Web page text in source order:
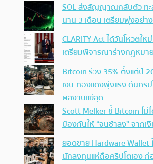
SOL ส่งสัญญาณกลับตัว ทะ
นาน 3 เดือน เตรียมพุ่งอย่า
CLARITY Act ได้วันโหวตใ
เตรียมพิจารณาร่างกฎหม
Bitcoin ร่วง 35% ตั้งแต่ปี
เงิน-ทองแดงพุ่งแรง ดันคริ
ผลงานแย่สุด
Scott Melker ชี้ Bitcoin ไม่
ป้องกันให้ “จนช้าลง” จากเ
ยอดขาย Hardware Wallet
นักลงทุนแห่ถือคริปโตเอง ก่